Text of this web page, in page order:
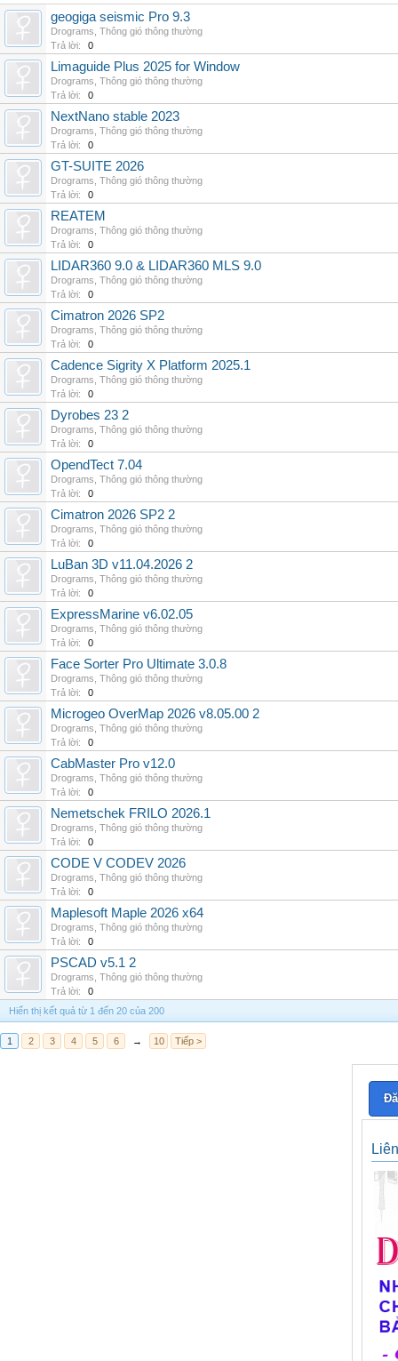
geogiga seismic Pro 9.3
Drograms Thông gió thông thường
Trả lời:
0
Limaguide Plus 2025 for Window
Drograms Thông gió thông thường
Trả lời:
0
NextNano stable 2023
Drograms Thông gió thông thường
Trả lời:
0
GT-SUITE 2026
Drograms Thông gió thông thường
Trả lời:
0
REATEM
Drograms Thông gió thông thường
Trả lời:
0
LIDAR360 9.0 & LIDAR360 MLS 9.0
Drograms Thông gió thông thường
Trả lời:
0
Cimatron 2026 SP2
Drograms Thông gió thông thường
Trả lời:
0
Cadence Sigrity X Platform 2025.1
Drograms Thông gió thông thường
Trả lời:
0
Dyrobes 23 2
Drograms Thông gió thông thường
Trả lời:
0
OpendTect 7.04
Drograms Thông gió thông thường
Trả lời:
0
Cimatron 2026 SP2 2
Drograms Thông gió thông thường
Trả lời:
0
LuBan 3D v11.04.2026 2
Drograms Thông gió thông thường
Trả lời:
0
ExpressMarine v6.02.05
Drograms Thông gió thông thường
Trả lời:
0
Face Sorter Pro Ultimate 3.0.8
Drograms Thông gió thông thường
Trả lời:
0
Microgeo OverMap 2026 v8.05.00 2
Drograms Thông gió thông thường
Trả lời:
0
CabMaster Pro v12.0
Drograms Thông gió thông thường
Trả lời:
0
Nemetschek FRILO 2026.1
Drograms Thông gió thông thường
Trả lời:
0
CODE V CODEV 2026
Drograms Thông gió thông thường
Trả lời:
0
Maplesoft Maple 2026 x64
Drograms Thông gió thông thường
Trả lời:
0
PSCAD v5.1 2
Drograms Thông gió thông thường
Trả lời:
0
Hiển thị kết quả từ 1 đến 20 của 200
1 2 3 4 5 6 → 10 Tiếp >